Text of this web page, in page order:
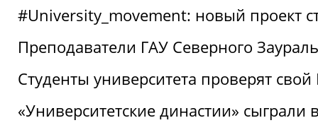
#University_movement: новый проект
Преподаватели ГАУ Северного
Студенты университета проверят свой
«Университетские династии»